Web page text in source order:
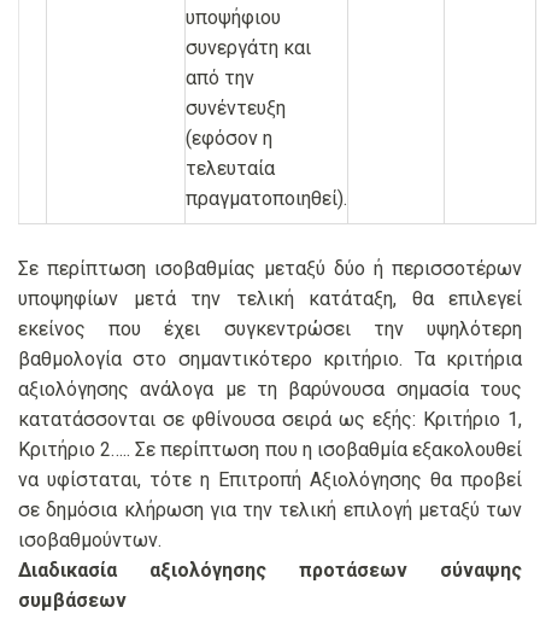
υποψήφιου
συνεργάτη και
από την
συνέντευξη
(εφόσον η
τελευταία
πραγματοποιηθεί).
Σε περίπτωση ισοβαθμίας μεταξύ δύο ή περισσοτέρων
υποψηφίων μετά την τελική κατάταξη, θα επιλεγεί
εκείνος που έχει συγκεντρώσει την υψηλότερη
βαθμολογία στο σημαντικότερο κριτήριο. Τα κριτήρια
αξιολόγησης ανάλογα με τη βαρύνουσα σημασία τους
κατατάσσονται σε φθίνουσα σειρά ως εξής: Κριτήριο 1,
Κριτήριο 2….. Σε περίπτωση που η ισοβαθμία εξακολουθεί
να υφίσταται, τότε η Επιτροπή Αξιολόγησης θα προβεί
σε δημόσια κλήρωση για την τελική επιλογή μεταξύ των
ισοβαθμούντων.
Διαδικασία αξιολόγησης προτάσεων σύναψης
συμβάσεων